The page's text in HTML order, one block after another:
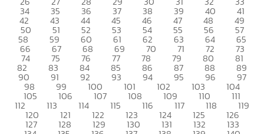
34 35 36 37 38 39 40 41
42 43 44 45 46 47 48 49
50 51 52 53 54 55 56 57
58 59 60 61 62 63 64 65
66 67 68 69 70 71 72 73
74 75 76 77 78 79 80 81
82 83 84 85 86 87 88 89
90 91 92 93 94 95 96 97
98 99 100 101 102 103 104
105 106 107 108 109 110 111
112 113 114 115 116 117 118 119
120 121 122 123 124 125 126
127 128 129 130 131 132 133